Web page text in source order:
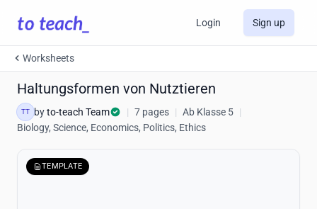
Login Sign up
Worksheets
Haltungsformen von Nutztieren
TT byto-teach Team | 7 pages | Ab Klasse 5 |
Biology, Science, Economics, Politics, Ethics
TEMPLATE